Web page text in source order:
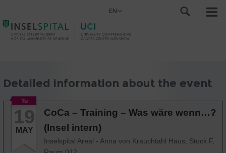
EN
Detailed information about the event
Tu
19
MAY
CoCa – Training – Was wäre wenn…?
(Insel intern)
Inselspital Areal - Anna von Krauchtahl Haus, Stock F,